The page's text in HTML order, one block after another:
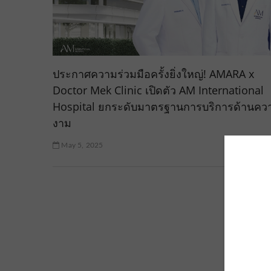
ประกาศความร่วมมือครั้งยิ่งใหญ่! AMARA x
Doctor Mek Clinic เปิดตัว AM International
Hospital ยกระดับมาตรฐานการบริการด้านคว
งาม
May 5, 2025